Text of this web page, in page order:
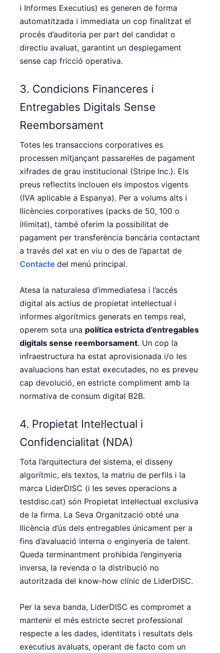
i Informes Executius) es generen de forma
automatitzada i immediata un cop finalitzat el
procés d’auditoria per part del candidat o
directiu avaluat, garantint un desplegament
sense cap fricció operativa.
3. Condicions Financeres i
Entregables Digitals Sense
Reemborsament
Totes les transaccions corporatives es
processen mitjançant passarel·les de pagament
xifrades de grau institucional (Stripe Inc.). Els
preus reflectits inclouen els impostos vigents
(IVA aplicable a Espanya). Per a volums alts i
llicències corporatives (packs de 50, 100 o
il·limitat), també oferim la possibilitat de
pagament per transferència bancària contactant
a través del xat en viu o des de l’apartat de
Contacte del menú principal.
Atesa la naturalesa d’immediatesa i l’accés
digital als actius de propietat intel·lectual i
informes algorítmics generats en temps real,
operem sota una política estricta d’entregables
digitals sense reemborsament. Un cop la
infraestructura ha estat aprovisionada i/o les
avaluacions han estat executades, no es preveu
cap devolució, en estricte compliment amb la
normativa de consum digital B2B.
4. Propietat Intel·lectual i
Confidencialitat (NDA)
Tota l’arquitectura del sistema, el disseny
algorítmic, els textos, la matriu de perfils i la
marca LiderDISC (i les seves operacions a
testdisc.cat) són Propietat Intel·lectual exclusiva
de la firma. La Seva Organització obté una
llicència d’ús dels entregables únicament per a
fins d’avaluació interna o enginyeria de talent.
Queda terminantment prohibida l’enginyeria
inversa, la revenda o la distribució no
autoritzada del know-how clínic de LiderDISC.
Per la seva banda, LiderDISC es compromet a
mantenir el més estricte secret professional
respecte a les dades, identitats i resultats dels
executius avaluats, operant de facto com un